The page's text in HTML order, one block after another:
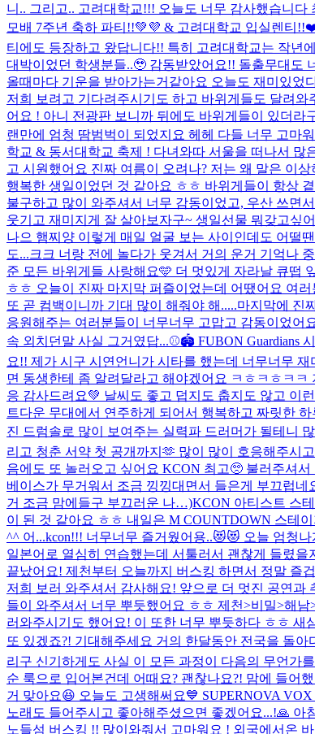
니.. 그리고.. 고려대학교!!! 오늘도 너무 감사했습니
모배 7주년 축하 파티!!💚💜 & 고려대학교 입실렌티
티에도 등장하고 왔답니다!! 특히 고려대학교는 작년
대박이었던 학생분들..🥹 감동받았어요!! 돌출무대도
올때마다 기운을 받아가는거같아요 오늘도 재미있었
저희 보려고 기다려주시기도 하고 바위게들도 달려
어요 ! 아니 전광판 보니까 뒤에도 바위게들이 있더라
랜만에 엄청 땀범벅이 되었지요 헤헤 다들 너무 고마
학교 & 동서대학교 축제 ! 다녀와따 서울을 떠나서 많
고 시원했어요 진짜 여름이 오려나? 저는 왜 말은 이
행복한 생일이었던 것 같아요 ㅎㅎ 바위게들이 항상
불구하고 많이 와주셔서 너무 감동이었고, 우산 쓰면
웃기고 재미지게 잘 살아보자구~ 생일선물 뭐갖고싶
나으 햄찌양 이렇게 매일 얼굴 보는 사이인데도 어떨
도...크크 너랑 전에 놀다가 웃겨서 거의 운거 기억나
준 모든 바위게들 사랑해요🩵 더 멋있게 자라날 큐떱
ㅎㅎ 오늘이 진짜 마지막 퍼즐이었는데 어땠어요 여
또 곧 컴백이니까 기대 많이 해줘야 해.....마지막에 진
응원해주는 여러분들이 너무너무 고맙고 감동이었어
속 외치던말 사실 그거였답...⚾️🏟️ FUBON Guardians
요!! 제가 시구 시연언니가 시타를 했는데 너무너무
면 동생한테 좀 알려달라고 해야겠어요 ㅋㅎㅋㅎㅋㅋ
응 감사드려요💚 날씨도 좋고 덥지도 춥지도 않고 이
트다운 무대에서 연주하게 되어서 행복하고 짜릿한
진 드럼솔로 많이 보여주는 실력파 드러머가 될테니
리고 청춘 서약 첫 공개까지🫶 많이 많이 호응해주시
음에도 또 놀러오고 싶어요 KCON 최고🥺 불러주셔서
베이스가 무거워서 조금 낑낑대면서 들은게 부끄럽
거 조금 맘에들구 부끄러운 나…)KCON 아티스트 스
이 된 것 같아요 ㅎㅎ 내일은 M COUNTDOWN 스테
^^ 어...kcon!!! 너무너무 즐거웠어용..😻😻 오늘 엄청
일본어로 열심히 연습했는데 서툴러서 괜찮게 들렸
끝났어요! 제천부터 오늘까지 버스킹 하면서 정말 즐
저희 보러 와주셔서 감사해요! 앞으로 더 멋진 공연
들이 와주셔서 너무 뿌듯했어요 ㅎㅎ 제천>비밀>해
러와주시기도 했어요! 이 또한 너무 뿌듯하다 ㅎㅎ
또 있겠죠?! 기대해주세요 거의 한달동안 전국을 돌
리구 신기하게도 사실 이 모든 과정이 다음의 무언가
순 룩으로 입어본건데 어때요? 괜찮나요?! 맘에 들어
거 맞아요😆 오늘도 고생해써요💙 SUPERNOVA
노래도 들어주시고 좋아해주셨으면 좋겠어요...!🙏 아
노들섬 버스킹 !! 많이와줘서 고마워요 ! 외국에서온